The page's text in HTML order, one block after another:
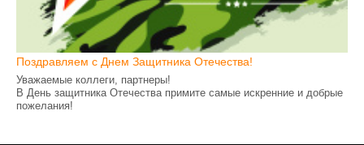
Поздравляем с Днем Защитника Отечества!
Уважаемые коллеги, партнеры!
В День защитника Отечества примите самые искренние и добрые
пожелания!